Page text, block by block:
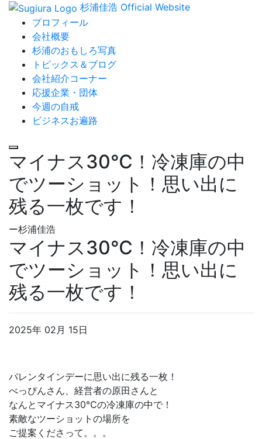
杉浦佳浩 Official Website
プロフィール
会社概要
杉浦のおもしろ写真
トピックス＆ブログ
会社紹介コーナー
応援企業・団体
今週の自戒
ビジネスお遍路
マイナス30℃！冷凍庫の中
でツーショット！思い出に
残る一枚です！
ー杉浦佳浩
マイナス30℃！冷凍庫の中
でツーショット！思い出に
残る一枚です！
2025年 02月 15日
バレンタインデーに思い出に残る一枚！
べっぴんさん、経営者の原田さんと
なんとマイナス30℃の冷凍庫の中で！
素敵なツーショットの場所を
ご提案くださって。。。